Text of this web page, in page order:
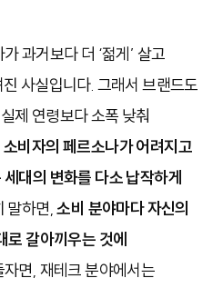
과거보다 더 ‘젊게’ 살고
사실입니다. 그래서 브랜드도
제 연령보다 소폭 낮춰
소비자의 페르소나가 어려지고
대의 변화를 다소 납작하게
말하면,소비 분야마다 자신의
로 갈아끼우는 것에
면, 재테크 분야에서는